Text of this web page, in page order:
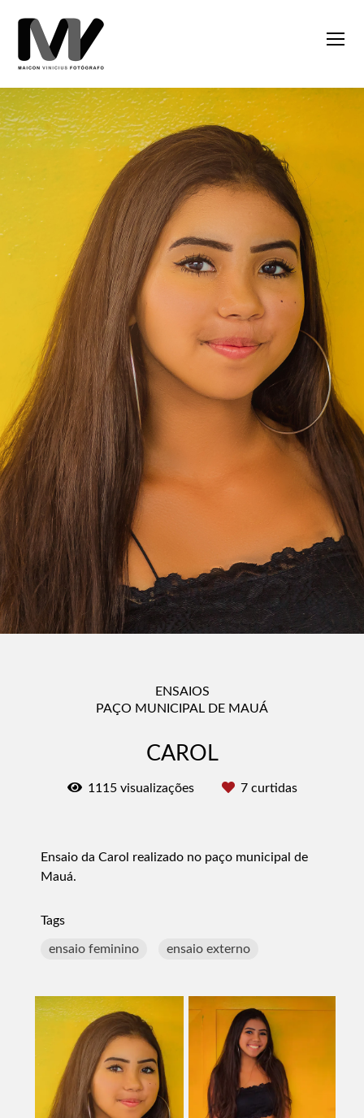
ENSAIOS
PAÇO MUNICIPAL DE MAUÁ
CAROL
1115visualizações 7curtidas
Ensaio da Carol realizado no paço municipal de
Mauá.
Tags
ensaio feminino ensaio externo